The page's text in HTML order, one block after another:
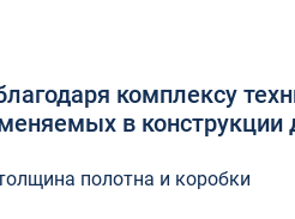
комплексу
в конструкции
полотна и коробки